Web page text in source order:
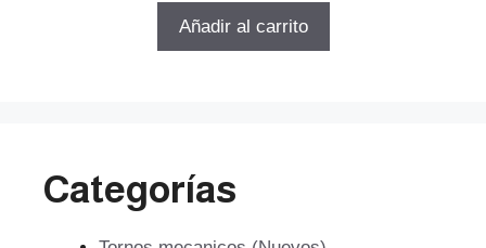
original
actual
Añadir al carrito
Categorías